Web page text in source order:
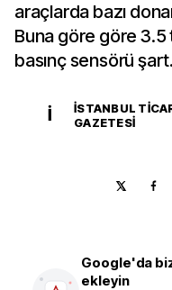
araçlarda bazı
Buna göre göre
basınç sensörü şart.
İ
İSTANBUL
GAZETESI
Google'da
ekleyin